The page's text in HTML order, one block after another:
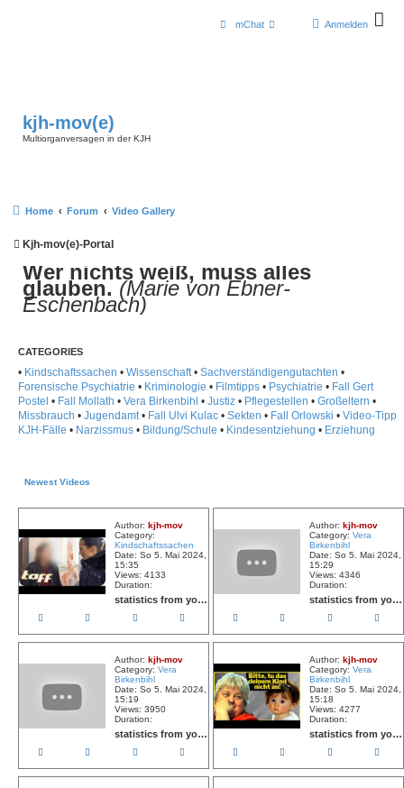
Anmelden
mChat
kjh-mov(e)
Multiorganversagen in der KJH
Home Forum Video Gallery
Kjh-mov(e)-Portal
Wer nichts weiß, muss alles
glauben. (Marie von Ebner-
Eschenbach)
CATEGORIES
• Kindschaftssachen • Wissenschaft • Sachverständigengutachten •
Forensische Psychiatrie • Kriminologie • Filmtipps • Psychiatrie • Fall Gert
Postel • Fall Mollath • Vera Birkenbihl • Justiz • Pflegestellen • Großeltern •
Missbrauch • Jugendamt • Fall Ulvi Kulac • Sekten • Fall Orlowski • Video-Tipp
KJH-Fälle • Narzissmus • Bildung/Schule • Kindesentziehung • Erziehung
Newest Videos
Author: kjh-mov
Category:
Kindschaftssachen
Date: So 5. Mai 2024,
15:35
Views: 4133
Duration:
statistics from youtube
Author:kjh-mov
Category:Vera
Birkenbihl
Date: So 5. Mai 2024,
15:29
Views: 4346
Duration:
statistics from youtube
Author: kjh-mov
Category: Vera
Birkenbihl
Date: So 5. Mai 2024,
15:19
Views: 3950
Duration:
statistics from youtube
Author:kjh-mov
Category:Vera
Birkenbihl
Date: So 5. Mai 2024,
15:18
Views: 4277
Duration:
statistics from youtube